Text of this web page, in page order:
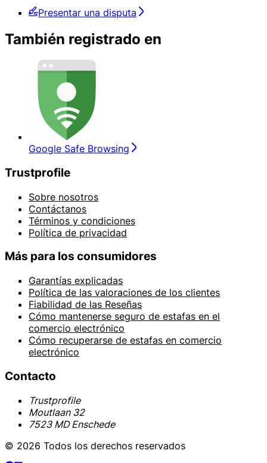
Presentar una disputa
También registrado en
Google Safe Browsing
Trustprofile
Sobre nosotros
Contáctanos
Términos y condiciones
Política de privacidad
Más para los consumidores
Garantías explicadas
Política de las valoraciones de los clientes
Fiabilidad de las Reseñas
Cómo mantenerse seguro de estafas en el
comercio electrónico
Cómo recuperarse de estafas en comercio
electrónico
Contacto
Trustprofile
Moutlaan 32
7523 MD Enschede
© 2026 Todos los derechos reservados